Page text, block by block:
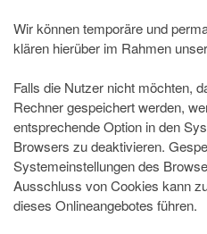
Wir können temporäre und
klären hierüber im Rahmen
Falls die Nutzer nicht möchten,
Rechner gespeichert werden,
entsprechende Option in den
Browsers zu deaktivieren.
Systemeinstellungen des
Ausschluss von Cookies kann
dieses Onlineangebotes führen.